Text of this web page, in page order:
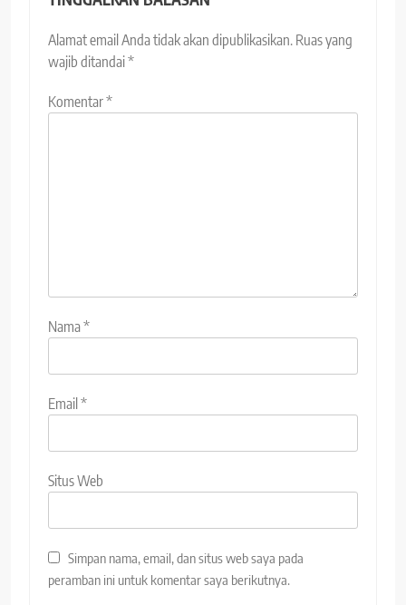
Alamat email Anda tidak akan dipublikasikan. Ruas yang
wajib ditandai*
Komentar*
Nama*
Email *
Situs Web
Simpan nama, email, dan situs web saya pada
peramban ini untuk komentar saya berikutnya.